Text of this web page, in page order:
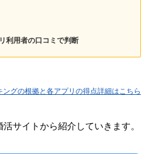
利用者の口コミで判断
ングの根拠と各アプリの得点詳細はこちら
サイトから紹介していきます。